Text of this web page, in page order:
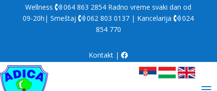
Wellness 064 863 2854 Radno vreme svaki dan od
09-20h| Smeštaj
062 803 0137 | Kancelarija
024
854 770
Kontakt |